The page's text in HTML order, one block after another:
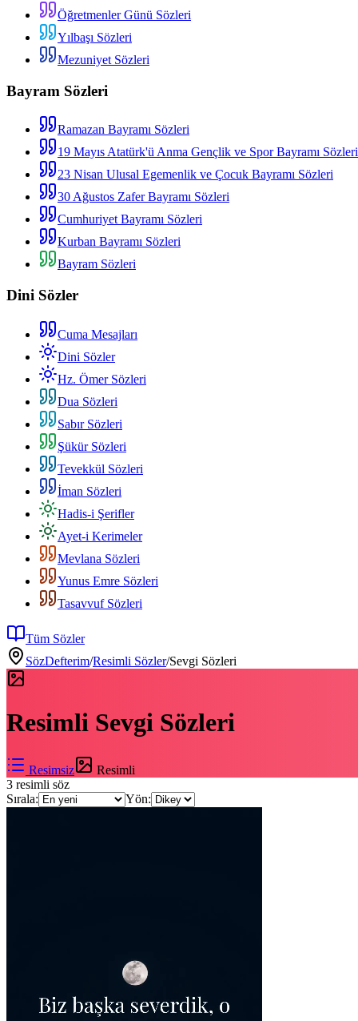
Öğretmenler Günü Sözleri
Yılbaşı Sözleri
Mezuniyet Sözleri
Bayram Sözleri
Ramazan Bayramı Sözleri
19 Mayıs Atatürk'ü Anma Gençlik ve Spor Bayramı Sözleri
23 Nisan Ulusal Egemenlik ve Çocuk Bayramı Sözleri
30 Ağustos Zafer Bayramı Sözleri
Cumhuriyet Bayramı Sözleri
Kurban Bayramı Sözleri
Bayram Sözleri
Dini Sözler
Cuma Mesajları
Dini Sözler
Hz. Ömer Sözleri
Dua Sözleri
Sabır Sözleri
Şükür Sözleri
Tevekkül Sözleri
İman Sözleri
Hadis-i Şerifler
Ayet-i Kerimeler
Mevlana Sözleri
Yunus Emre Sözleri
Tasavvuf Sözleri
Tüm Sözler
SözDefterim/Resimli Sözler/Sevgi Sözleri
Resimli Sevgi Sözleri
Resimsiz
Resimli
3 resimli söz
Sırala:
Yön: